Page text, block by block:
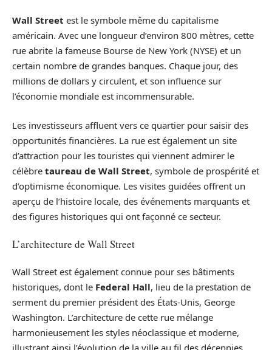
Wall Street est le symbole même du capitalisme
américain. Avec une longueur d’environ 800 mètres, cette
rue abrite la fameuse Bourse de New York (NYSE) et un
certain nombre de grandes banques. Chaque jour, des
millions de dollars y circulent, et son influence sur
l’économie mondiale est incommensurable.
Les investisseurs affluent vers ce quartier pour saisir des
opportunités financières. La rue est également un site
d’attraction pour les touristes qui viennent admirer le
célèbre taureau de Wall Street, symbole de prospérité et
d’optimisme économique. Les visites guidées offrent un
aperçu de l’histoire locale, des événements marquants et
des figures historiques qui ont façonné ce secteur.
L’architecture de Wall Street
Wall Street est également connue pour ses bâtiments
historiques, dont le Federal Hall, lieu de la prestation de
serment du premier président des États-Unis, George
Washington. L’architecture de cette rue mélange
harmonieusement les styles néoclassique et moderne,
illustrant ainsi l’évolution de la ville au fil des décennies.